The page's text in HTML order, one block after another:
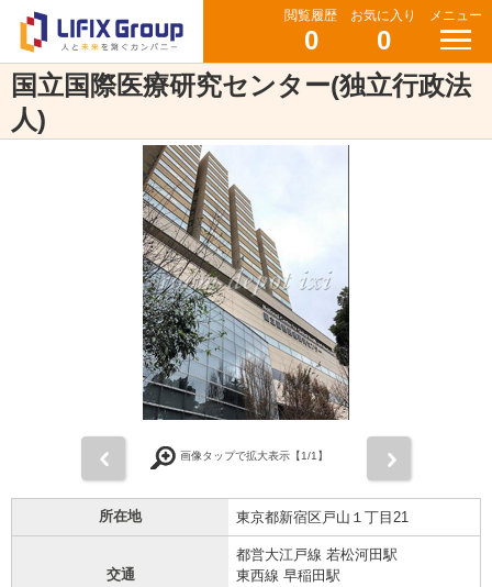
閲覧履歴
0
お気に入り
0
メニュー
国立国際医療研究センター(独立行政法
人)
画像タップで拡大表示【1/1】
所在地 東京都新宿区戸山１丁目21
交通
都営大江戸線 若松河田駅
東西線 早稲田駅